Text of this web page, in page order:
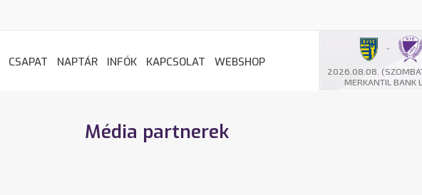
-
2026.08.08.
MERKANTIL BANK
CSAPAT NAPTÁR INFÓK KAPCSOLAT WEBSHOP
Média partnerek